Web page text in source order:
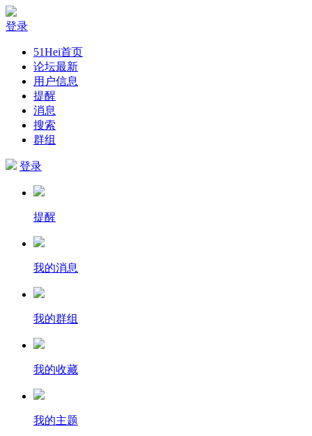
登录
51Hei首页
论坛最新
用户信息
提醒
消息
搜索
群组
登录
提醒
我的消息
我的群组
我的收藏
我的主题